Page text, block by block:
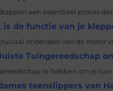
een essentieel proces
is de functie van je
onderdeel van de motor
Tuingereedschap
te hebben om je
teenslippers van